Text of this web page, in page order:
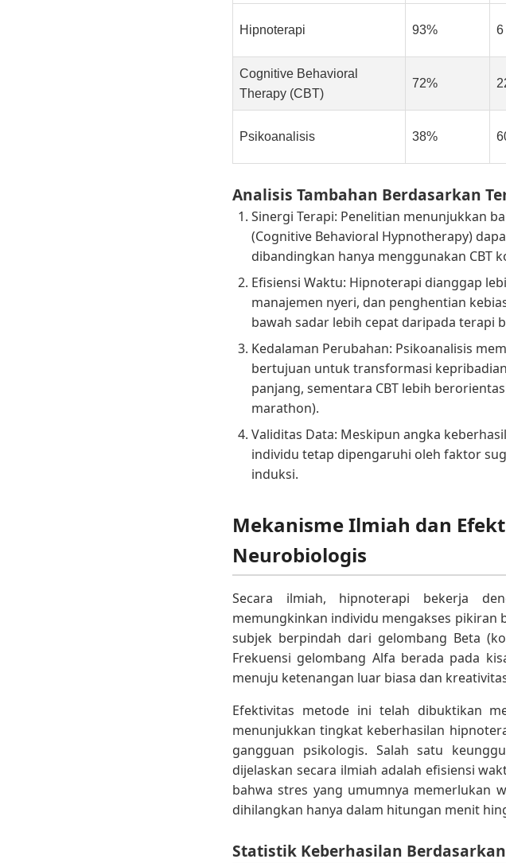
Hipnoterapi 93% 6
Cognitive Behavioral
Therapy (CBT)
72%
Psikoanalisis 38%
Analisis Tambahan Berdasarkan
Sinergi Terapi: Penelitian menunjukkan
(Cognitive Behavioral Hypnotherapy)
dibandingkan hanya menggunakan CBT
Efisiensi Waktu: Hipnoterapi dianggap
manajemen nyeri, dan penghentian
bawah sadar lebih cepat daripada terapi
Kedalaman Perubahan: Psikoanalisis
bertujuan untuk transformasi
panjang, sementara CBT lebih
marathon).
Validitas Data: Meskipun angka
individu tetap dipengaruhi oleh faktor
induksi.
Mekanisme Ilmiah dan
Neurobiologis
Secara ilmiah, hipnoterapi bekerja
memungkinkan individu mengakses pikiran
subjek berpindah dari gelombang Beta
Frekuensi gelombang Alfa berada pada
menuju ketenangan luar biasa dan
Efektivitas metode ini telah dibuktikan
menunjukkan tingkat keberhasilan
gangguan psikologis. Salah satu
dijelaskan secara ilmiah adalah efisiensi
bahwa stres yang umumnya memerlukan
dihilangkan hanya dalam hitungan menit
Statistik Keberhasilan